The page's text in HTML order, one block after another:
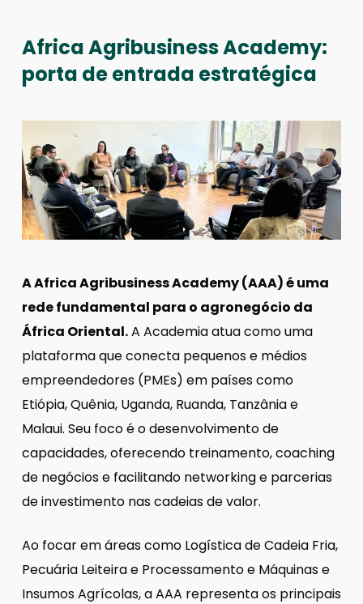
Africa Agribusiness Academy:
porta de entrada estratégica
A Africa Agribusiness Academy (AAA) é uma
rede fundamental para o agronegócio da
África Oriental.A Academia atua como uma
plataforma que conecta pequenos e médios
empreendedores (PMEs) em países como
Etiópia, Quênia, Uganda, Ruanda, Tanzânia e
Malaui. Seu foco é o desenvolvimento de
capacidades, oferecendo treinamento, coaching
de negócios e facilitando networking e parcerias
de investimento nas cadeias de valor.
Ao focar em áreas como Logística de Cadeia Fria,
Pecuária Leiteira e Processamento e Máquinas e
Insumos Agrícolas, a AAA representa os principais